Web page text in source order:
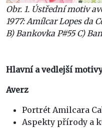
Obr. 1. Ústřední motiv
1977: Amílcar Lopes da
B) Bankovka P#55 C)
Hlavní a vedlejší
Averz
Portrét Amilcara
Aspekty přírody a